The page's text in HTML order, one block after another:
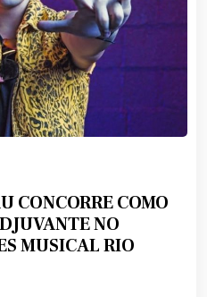
CONCORRE COMO
NO
MUSICAL RIO